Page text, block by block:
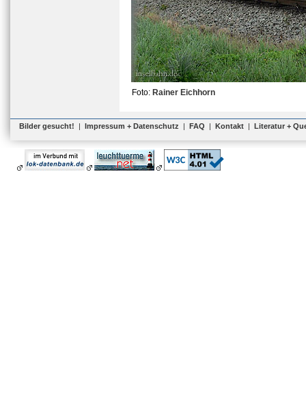
Foto: Rainer Eichhorn
Bilder gesucht! | Impressum + Datenschutz | FAQ | Kontakt | Literatur +